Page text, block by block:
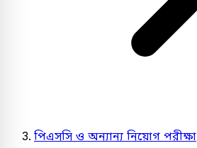
পিএসসি ও অন্যান্য নিয়োগ পরীক্ষা